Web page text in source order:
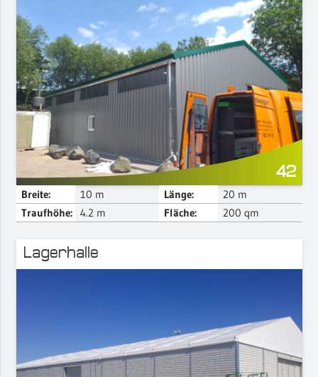
Mehr Details
42
Breite: 10 m Länge: 20 m
Traufhöhe:
4.2 m Fläche: 200 qm
Lagerhalle
Mehr Details